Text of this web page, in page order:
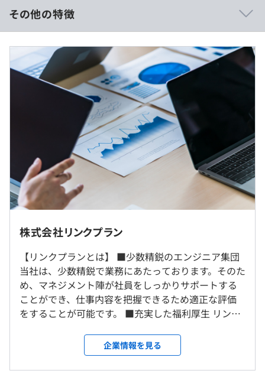
真っ先に思い浮かぶのは「多くの仲間と共存共栄をしてい
る生の様子」です。
そこには高度なIT技術があり、笑顔があります。
だからと言って課題が同じわけでもなく、
自分らしく在宅ワークをこなしながら家庭の良さも味わい
ます。
実際にエンジニアの生の声を聞くことができるので、
自分らしく仕事をしている様子を確かめて、他の企業にな
い良さを見つけてください。
風の時代にふさわしいエンジニアの青空が広がっていま
ー代表からの挨拶ー
リンクプランがあなたにとって必要と感じられる環境であ
るように。
分独自の幸福感が達成できるように従来型の営業体制を一
新しています。
競争して相手を打ち負かす時代が去りました。
全社員が同じである必要はなく、会社と同じ方向を見てい
る人物ですとアピールする必要もありません。
大切なのは個として生きているあなたなのです。
社内もしくはお客様先での勤務となります。今回の募集は
東京のPJT中心です。
※転居を伴う会社本位の転勤はありません。
就業場所の変更範囲
＜雇入時＞
本人が希望する業務の就業場所（テレワークを行う場所を
含む）
月給27万〜40万（業績手当含む）
スキルを考慮し、提案します。
ご希望がありましたらご相談ください。
は年収提示額を保証するものではありません）
9：00〜18：00
※プロジェクトにより変更する可能性がございます。
り変更する可能性がございます
残業はありません
【年間休日125日以上】
・完全週休2日制（土日）
・コロナワクチン接種休暇
その他の特徴
株式会社リンクプラン
【リンクプランとは】 ■少数精鋭のエンジニア集団
当社は、少数精鋭で業務にあたっております。そのた
め、マネジメント陣が社員をしっかりサポートする
ことができ、仕事内容を把握できるため適正な評価
をすることが可能です。 ■充実した福利厚生 リンク
ら聞こえます。資格試験の受験料負担はもちろん、合
格の際にはお祝い金を支給しています。（規定有）
他にもバースデー休暇やおしゃれ手当など面白い手
企業情報を見る